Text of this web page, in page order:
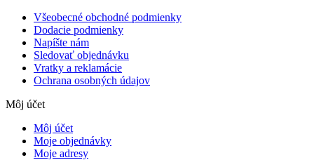
Všeobecné obchodné podmienky
Dodacie podmienky
Napíšte nám
Sledovať objednávku
Vratky a reklamácie
Ochrana osobných údajov
Môj účet
Môj účet
Moje objednávky
Moje adresy